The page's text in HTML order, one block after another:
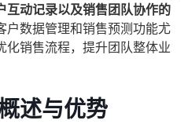
互动记录以及销售团队协作的
户数据管理和销售预测功能尤
化销售流程，提升团队整体业
述与优势